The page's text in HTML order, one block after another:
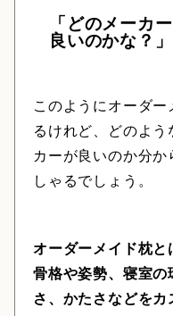
「どのメーカ
良いのかな？」
このようにオーダ
るけれど、どのよ
カーが良いのか分
しゃるでしょう。
オーダーメイド枕と
骨格や姿勢、寝室の
さ、かたさなどを